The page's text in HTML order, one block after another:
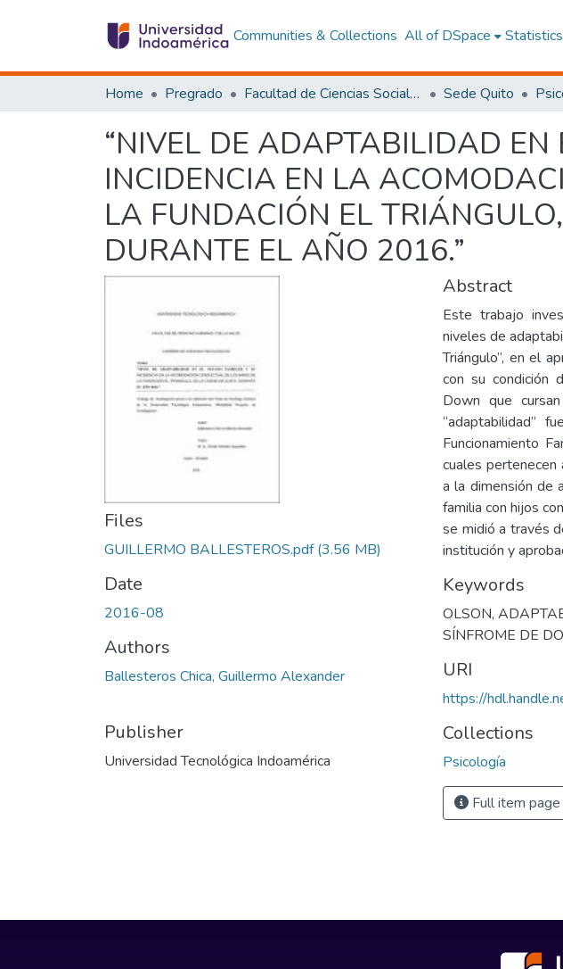
Communities & Collections All of DSpace Statistics
Home Pregrado Facultad de Ciencias Sociales y Humanas Sede Quito
“NIVEL DE ADAPTABILIDAD
INCIDENCIA EN LA
LA FUNDACIÓN EL
DURANTE EL AÑO 2016.”
Files
GUILLERMO BALLESTEROS.pdf(3.56 MB)
Date
2016-08
Authors
Ballesteros Chica, Guillermo Alexander
Publisher
Universidad Tecnológica Indoamérica
Abstract
Este trabajo
niveles de
Triángulo”, en el
con su condición
Down que
“adaptabilidad”
Funcionamiento
cuales
a la dimensión de
familia con hijos
se midió a través
institución y
Keywords
OLSON,
SÍNFROME DE
URI
https://
Collections
Psicología
Full item page